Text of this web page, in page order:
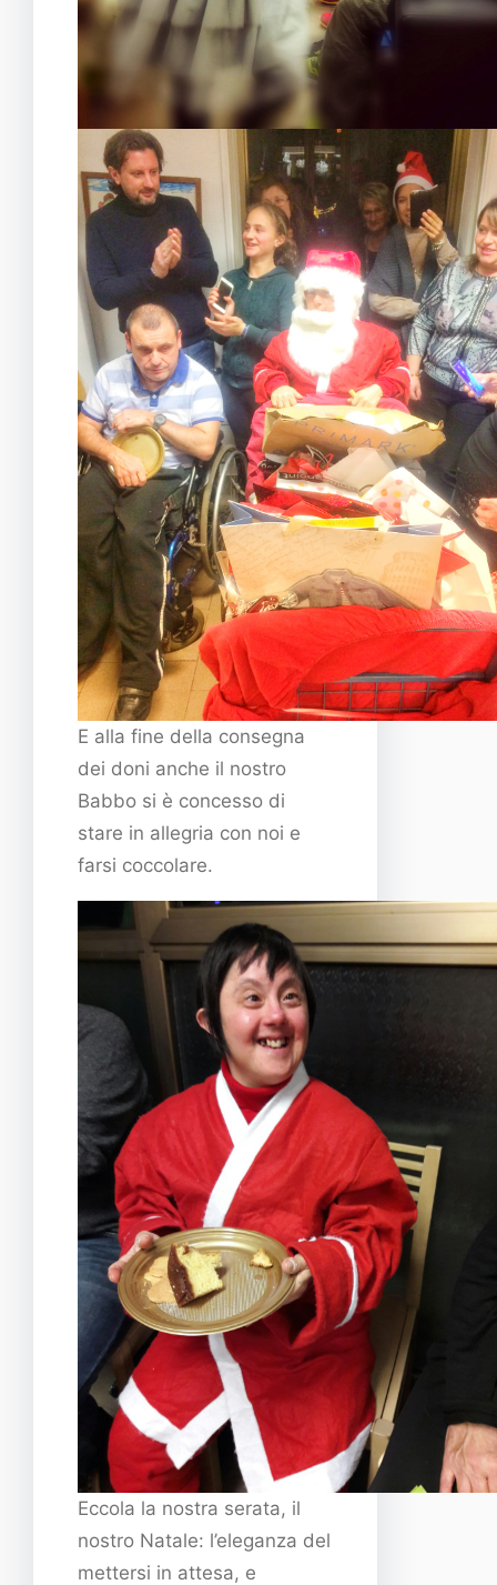
E alla fine della consegna
dei doni anche il nostro
Babbo si è concesso di
stare in allegria con noi e
farsi coccolare.
Eccola la nostra serata, il
nostro Natale: l’eleganza del
mettersi in attesa, e